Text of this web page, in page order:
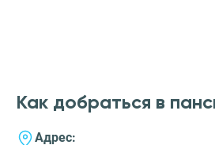
Как добраться в
Адрес: